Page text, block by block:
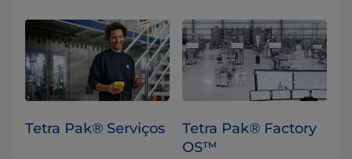
Tetra Pak® Serviços
Tetra Pak® Factory
OS™